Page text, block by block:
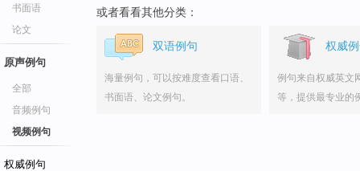
书面语
论文
原声例句
全部
音频例句
视频例句
权威例句
或者看看其他分类：
双语例句
海量例句，可以按难度查看口语、
书面语、论文例句。
权威
例句来自权威英文
等，提供最专业的